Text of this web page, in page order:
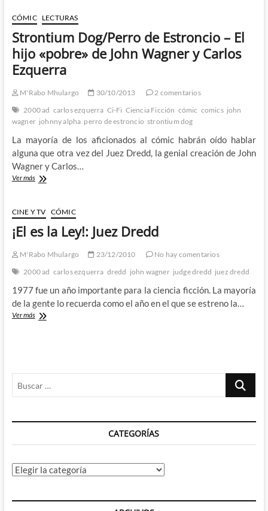
Halo
Jones
–
Moore
e
Gibson
el
feminismo
2000
A.D.
CÓMIC LECTURAS
Strontium Dog/Perro de Estroncio – El
hijo «pobre» de John Wagner y Carlos
Ezquerra
M'Rabo Mhulargo 30/10/2013
2 comentarios
2000 ad carlos ezquerra Ci-Fi Ciencia Ficción cómic comics john
wagner johnny alpha perro de estroncio strontium dog
La mayoría de los aficionados al cómic habrán oído hablar
alguna que otra vez del Juez Dredd, la genial creación de John
Wagner y Carlos…
Ver másStrontium
Estroncio
–
El
«pobre»
John
Wagner
y
Carlos
Ezquerra
CINE Y TV CÓMIC
¡El es la Ley!: Juez Dredd
M'Rabo Mhulargo 23/12/2010
No hay comentarios
2000 ad carlos ezquerra dredd john wagner judge dredd juez dredd
1977 fue un año importante para la ciencia ficción. La mayoría
de la gente lo recuerda como el año en el que se estreno la…
Ver más¡El
Buscar
CATEGORÍAS
Categorías